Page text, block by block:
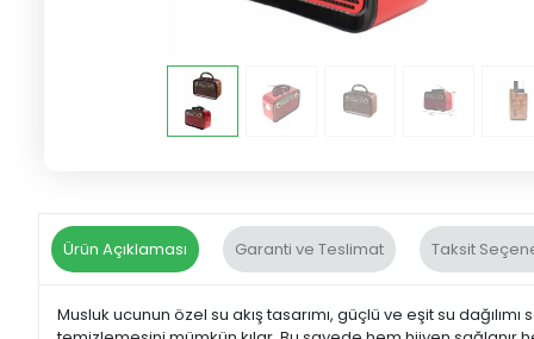
Ürün Açıklaması Garanti ve Teslimat Taksit
Musluk ucunun özel su akış tasarımı, güçlü ve eşit su